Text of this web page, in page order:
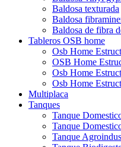
Baldosa texturada
Baldosa
Baldosa de fibra
Tableros OSB home
Osb Home
OSB Home
Osb Home
Osb Home
Multiplaca
Tanques
Tanque
Tanque
Tanque